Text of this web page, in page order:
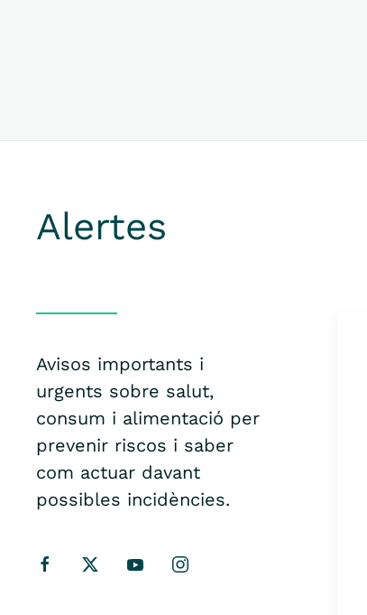
Alertes
Avisos importants i
urgents sobre salut,
consum i alimentació per
prevenir riscos i saber
com actuar davant
possibles incidències.